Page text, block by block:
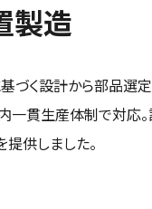
製造
く設計から部品選定
一貫生産体制で対応
供しました。